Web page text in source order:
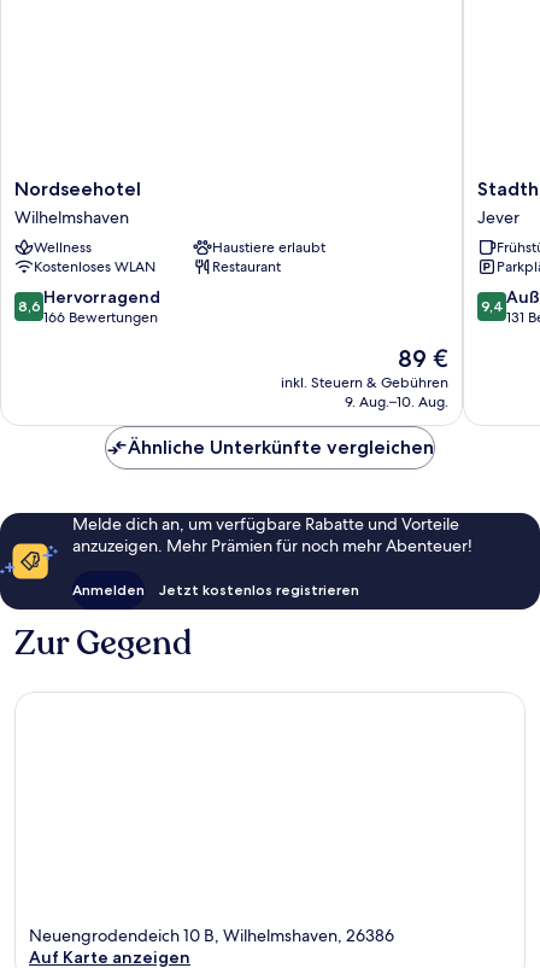
Nordseehotel
Wilhelmshaven
Nordseehotel
Wilhelmshaven
Wellness
Haustiere erlaubt
Kostenloses WLAN
Restaurant
8.6
von
8,6 Hervorragend
166 Bewertungen
Der
Preis
beträgt
89 €
inkl. Steuern & Gebühren
9. Aug.–10. Aug.
Jever
Jever
Jever
9.4
von
9,4
131
Ähnliche Unterkünfte vergleichen
Melde dich an, um verfügbare Rabatte und Vorteile
anzuzeigen. Mehr Prämien für noch mehr Abenteuer!
Anmelden Jetzt kostenlos registrieren
Zur Gegend
Neuengrodendeich 10 B, Wilhelmshaven, 26386
Auf Karte anzeigen